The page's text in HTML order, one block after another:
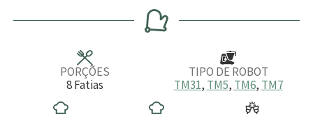
u
n
u
t
u
PORÇÕES
8Fatias
TIPO DE ROBOT
TM31, TM5, TM6, TM7